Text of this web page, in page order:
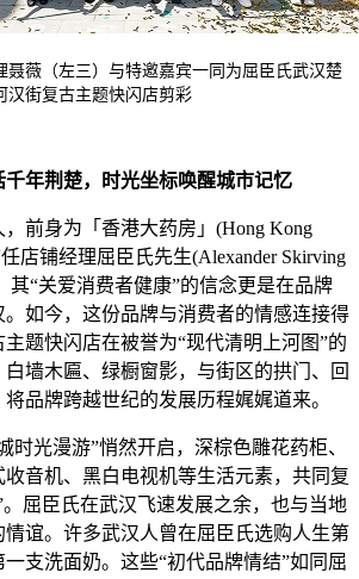
聂薇（左三）与特邀嘉宾一同为屈臣氏武汉楚
汉街复古主题快闪店剪彩
千年荆楚， 时光坐标唤醒城市记忆
前身为「香港大药房」(Hong Kong
店铺经理屈臣氏先生(Alexander Skirving
其“关爱消费者健康”的信念更是在品牌
如今，这份品牌与消费者的情感连接得
题快闪店在被誉为“现代清明上河图”的
墙木匾、绿橱窗影，与街区的拱门、回
品牌跨越世纪的发展历程娓娓道来。
时光漫游”悄然开启，深棕色雕花药柜、
音机、黑白电视机等生活元素，共同复
屈臣氏在武汉飞速发展之余，也与当地
谊。许多武汉人曾在屈臣氏选购人生第
支洗面奶。这些“初代品牌情结”如同屈